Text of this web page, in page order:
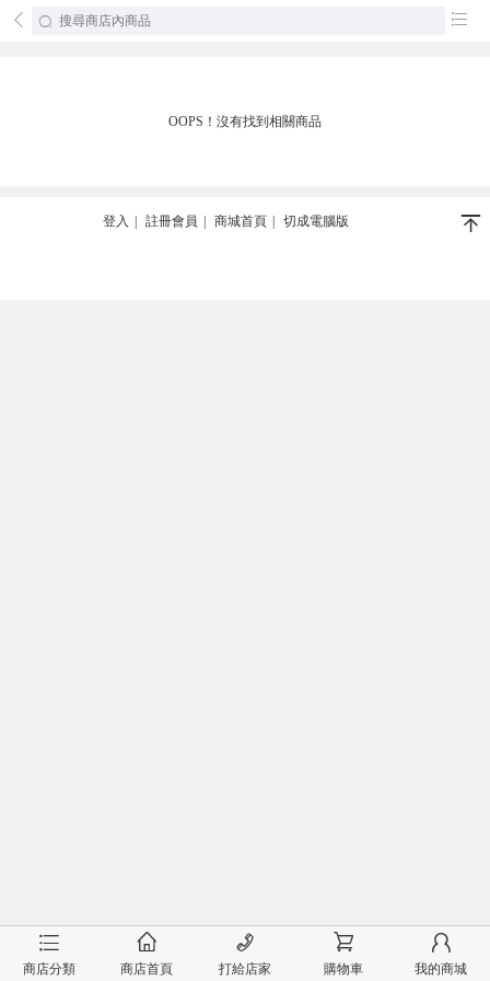
󰄕 󰂦
OOPS！沒有找到相關商品
登入 註冊會員 商城首頁 切成電腦版 󰄬
󰂦
商店分類
󰂠
商店首頁
󰄫
打給店家
󰂟
購物車
󰂢
我的商城